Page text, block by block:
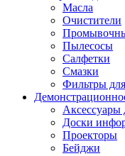
Масла
Очистители
Пылесосы
Салфетки
Смазки
Фильтры
Аксессуары
Доски
Проекторы
Бейджи